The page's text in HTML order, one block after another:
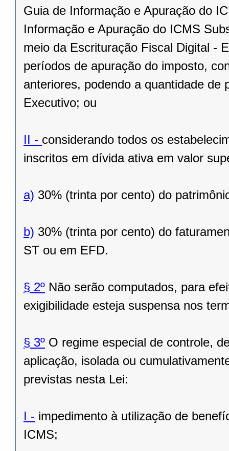
Guia de Informação e Apuração do
Informação e Apuração do ICMS
meio da Escrituração Fiscal Digital -
períodos de apuração do imposto,
anteriores, podendo a quantidade
Executivo; ou
II - considerando todos os
inscritos em dívida ativa em valor
a) 30% (trinta por cento) do
b) 30% (trinta por cento) do
ST ou em EFD.
§ 2º Não serão computados, para
exigibilidade esteja suspensa nos
§ 3º O regime especial de controle,
aplicação, isolada ou
previstas nesta Lei:
I - impedimento à utilização de
ICMS;